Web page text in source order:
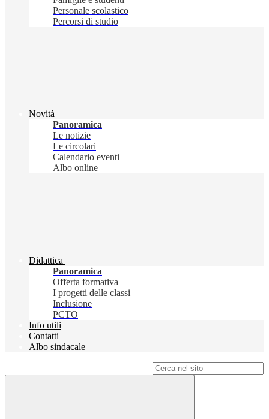
Personale scolastico
Percorsi di studio
Novità
Panoramica
Le notizie
Le circolari
Calendario eventi
Albo online
Didattica
Panoramica
Offerta formativa
I progetti delle classi
Inclusione
PCTO
Info utili
Contatti
Albo sindacale